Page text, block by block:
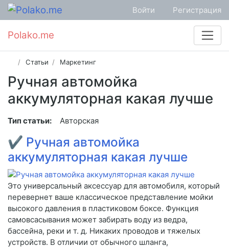
Войти Регистрация
Polako.me
Статьи Маркетинг
Ручная автомойка
аккумуляторная какая лучше
Тип статьи: Авторская
✔ Ручная автомойка
аккумуляторная какая лучше
Это универсальный аксессуар для автомобиля, который
перевернет ваше классическое представление мойки
высокого давления в пластиковом боксе. Функция
самовсасывания может забирать воду из ведра,
бассейна, реки и т. д. Никаких проводов и тяжелых
устройств. В отличии от обычного шланга,